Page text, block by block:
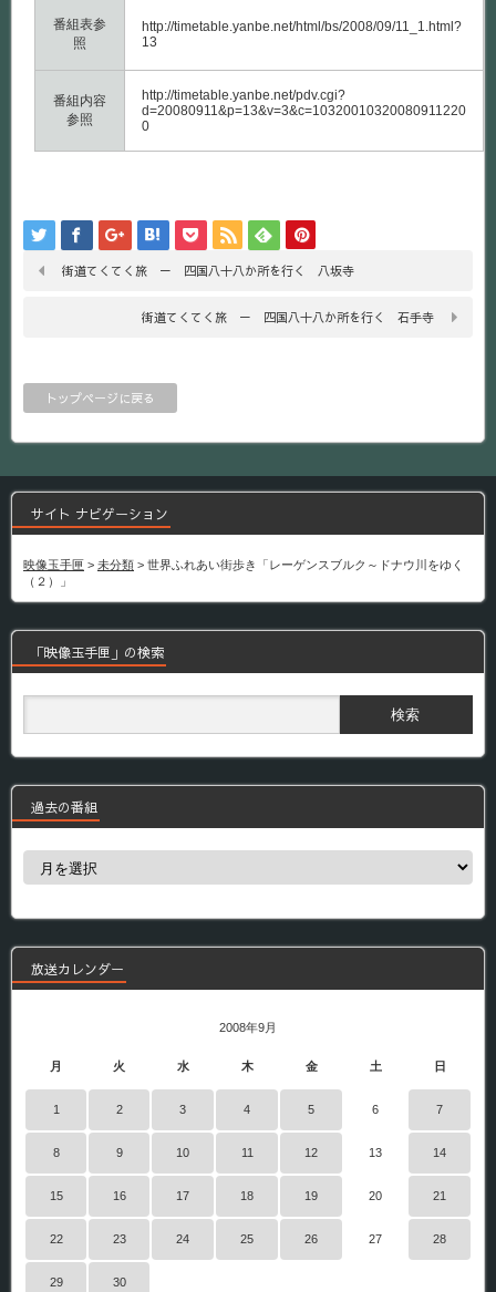
番組表参
照
http://timetable.yanbe.net/html/bs/2008/09/11_1.html?
13
番組内容
参照
http://timetable.yanbe.net/pdv.cgi?
d=20080911&p=13&v=3&c=10320010320080911220
0
街道てくてく旅 － 四国八十八か所を行く 八坂寺
街道てくてく旅 － 四国八十八か所を行く 石手寺
トップページに戻る
サイト ナビゲーション
映像玉手匣 > 未分類 > 世界ふれあい街歩き「レーゲンスブルク～ドナウ川をゆく
（２）」
「映像玉手匣」の検索
過去の番組
過
組
放送カレンダー
2008年9月
月 火 水 木 金 土 日
1 2 3 4 5 6 7
8 9 10 11 12 13 14
15 16 17 18 19 20 21
22 23 24 25 26 27 28
29 30